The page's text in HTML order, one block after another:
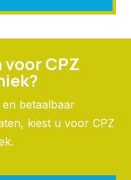
CPZ
betaalbaar
kiest u voor CPZ